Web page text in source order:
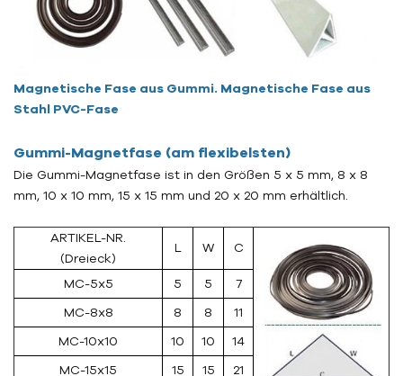
Magnetische Fase aus Gummi. Magnetische Fase aus
Stahl PVC-Fase
Gummi-Magnetfase (am flexibelsten)
Die Gummi-Magnetfase ist in den Größen 5 x 5 mm, 8 x 8
mm, 10 x 10 mm, 15 x 15 mm und 20 x 20 mm erhältlich.
ARTIKEL-NR.
(Dreieck)
L W C
MC-5x5 5 5
7
MC-8x8
8 8
11
MC-10x10
10 10
14
MC-15x15
15 15
21